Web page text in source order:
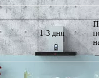
1-3 дня